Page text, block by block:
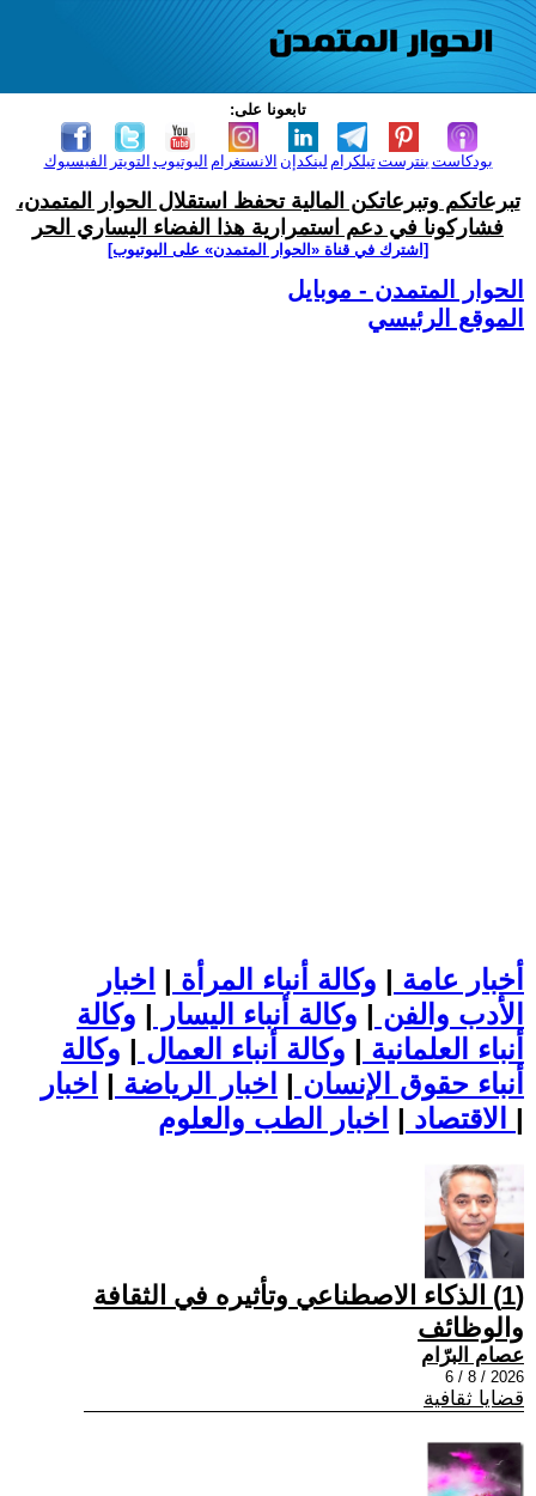
تابعونا على:
الفيسبوك التويتر اليوتيوب الانستغرام لينكدإن تيلكرامبنترست بودكاست
تبرعاتكم وتبرعاتكن المالية تحفظ استقلال الحوار المتمدن،
فشاركونا في دعم استمرارية هذا الفضاء اليساري الحر
[اشترك في قناة ‫«الحوار المتمدن» على اليوتيوب]
الحوار المتمدن - موبايل
الموقع الرئيسي
أخبار عامة | وكالة أنباء المرأة | اخبار
الأدب والفن | وكالة أنباء اليسار | وكالة
أنباء العلمانية | وكالة أنباء العمال | وكالة
أنباء حقوق الإنسان | اخبار الرياضة | اخبار
الاقتصاد | |
(1) الذكاء الاصطناعي وتأثيره في الثقافة
والوظائف
عصام البرّام
2026 / 8 / 6
قضايا ثقافية